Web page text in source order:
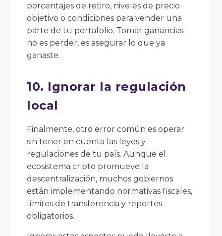
porcentajes de retiro, niveles de precio
objetivo o condiciones para vender una
parte de tu portafolio. Tomar ganancias
no es perder, es asegurar lo que ya
ganaste.
10. Ignorar la regulación
local
Finalmente, otro error común es operar
sin tener en cuenta las leyes y
regulaciones de tu país. Aunque el
ecosistema cripto promueve la
descentralización, muchos gobiernos
están implementando normativas fiscales,
límites de transferencia y reportes
obligatorios.